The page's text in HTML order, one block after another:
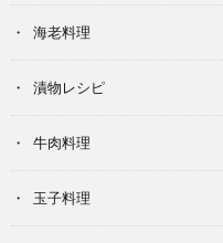
海老料理
漬物レシピ
牛肉料理
玉子料理